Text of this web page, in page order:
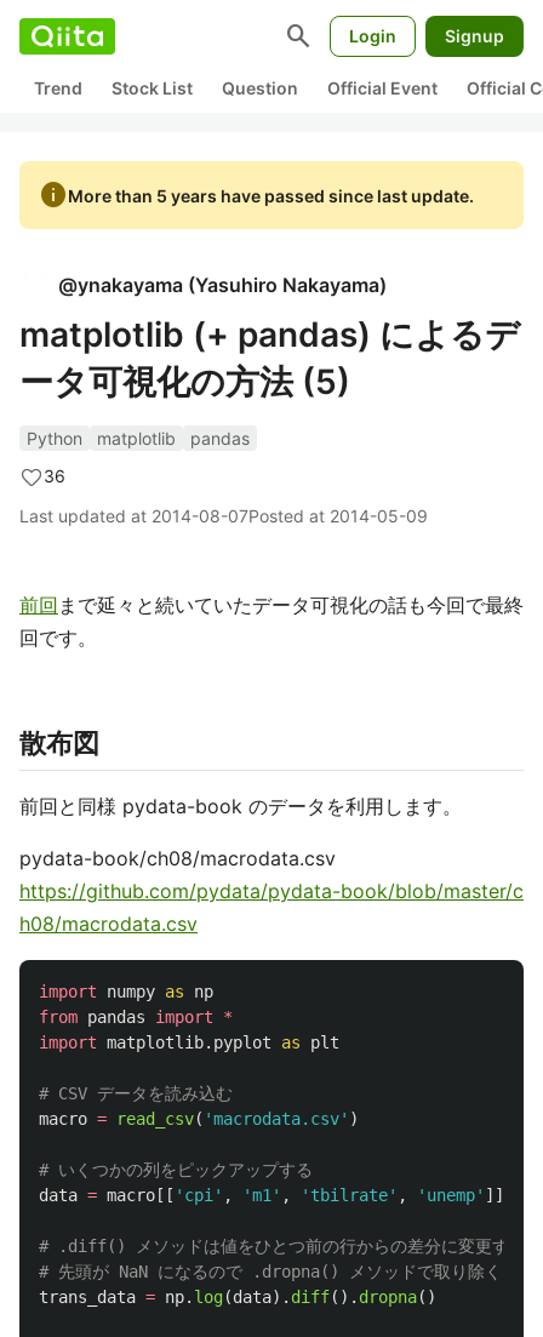
search Login Signup
Trend Stock List Question Official Event Official
infoMore than 5 years have passed since last update.
@ynakayama (Yasuhiro Nakayama)
matplotlib (+ pandas) によるデ
ータ可視化の方法 (5)
Python matplotlib
pandas
36
Last updated at 2014-08-07Posted at 2014-05-09
前回 まで延々と続いていたデータ可視化の話も今回で最終
回です。
散布図
前回と同様 pydata-book のデータを利用します。
pydata-book/ch08/macrodata.csv
https://github.com/pydata/pydata-book/blob/master/c
h08/macrodata.csv
import numpy as
np
from pandas import
*
import matplotlib.pyplot as plt
macro = read_csv( 'macrodata.csv' )
data = macro [[ ' cpi ' , 'm1 ' , ' tbilrate' , ' unemp' ]]
# .diff() メソッドは値をひとつ前の行からの差分に変更する
trans_data = np. log(data). diff(). dropna()